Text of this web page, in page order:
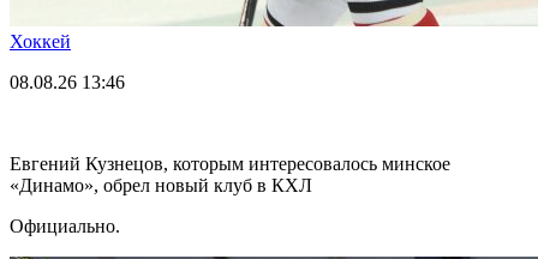
Хоккей
08.08.26 13:46
Евгений Кузнецов, которым интересовалось минское
«Динамо», обрел новый клуб в КХЛ
Официально.